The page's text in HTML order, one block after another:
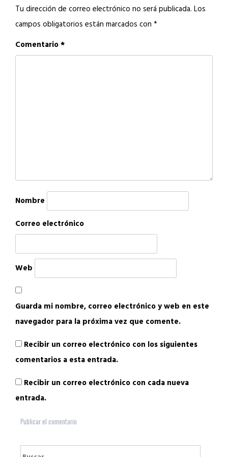
Tu dirección de correo electrónico no será publicada. Los
campos obligatorios están marcados con *
Comentario*
Nombre
Correo electrónico
Web
Guarda mi nombre, correo electrónico y web en este
navegador para la próxima vez que comente.
Recibir un correo electrónico con los siguientes
comentarios a esta entrada.
Recibir un correo electrónico con cada nueva
entrada.